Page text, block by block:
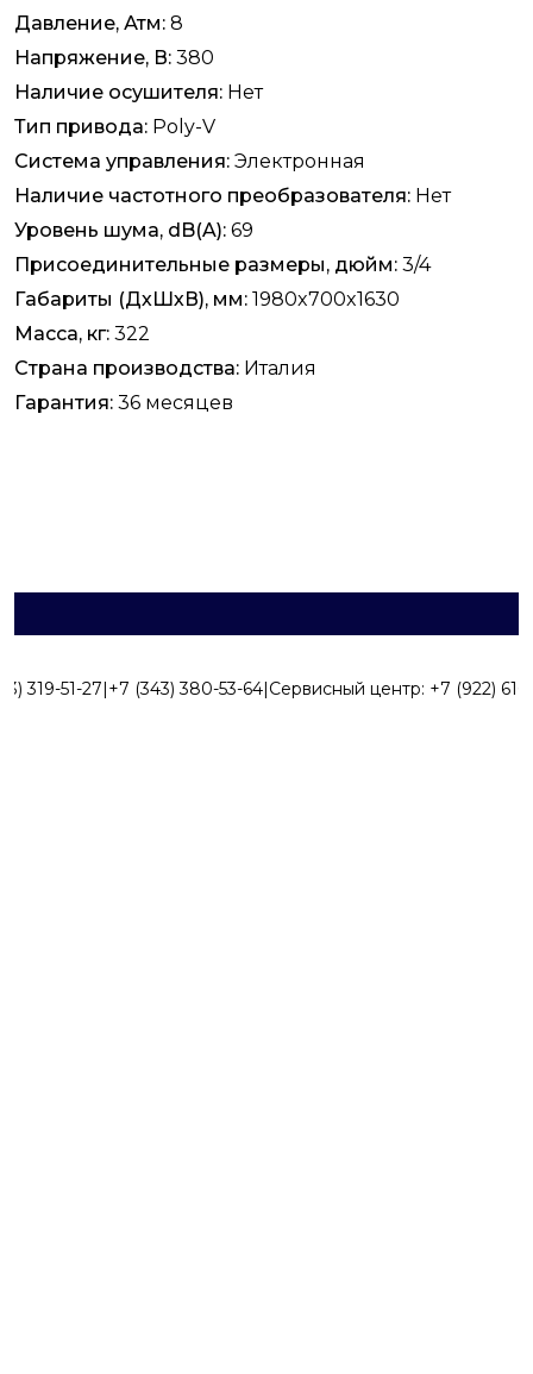
Давление, Атм: 8
Напряжение, В: 380
Наличие осушителя: Нет
Тип привода: Poly-V
Система управления: Электронная
Наличие частотного преобразователя: Нет
Уровень шума, dB(A): 69
Присоединительные размеры, дюйм: 3/4
Габариты (ДхШхВ), мм: 1980x700x1630
Масса, кг: 322
Страна производства: Италия
Гарантия: 36 месяцев
319-51-27|+7 (343) 380-53-64|Сервисный центр: +7 (922)